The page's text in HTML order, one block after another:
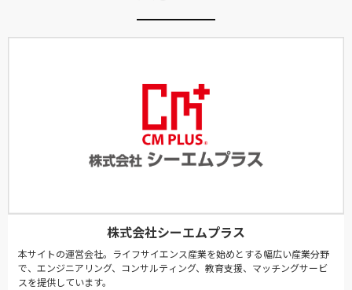
株式会社シーエムプラス
本サイトの運営会社。ライフサイエンス産業を始めとする幅広い産業分野
で、エンジニアリング、コンサルティング、教育支援、マッチングサービ
スを提供しています。